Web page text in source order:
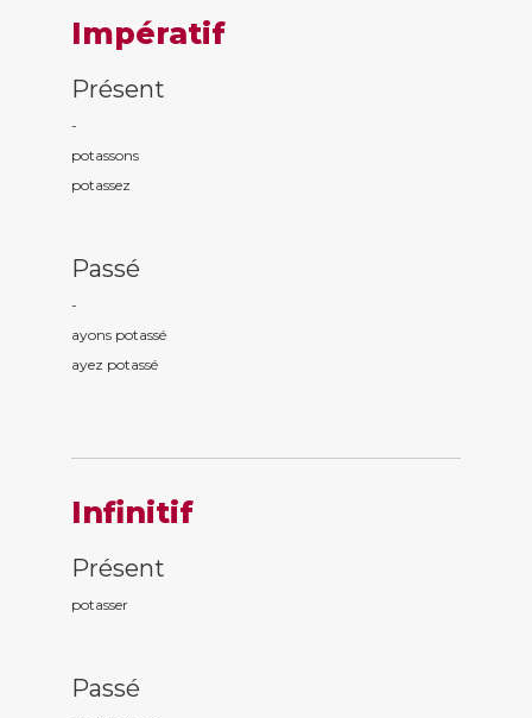
Impératif
Présent
-
potassons
potassez
Passé
-
ayons potassé
ayez potassé
Infinitif
Présent
potasser
Passé